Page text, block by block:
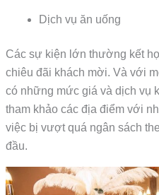
Dịch vụ ăn uống
Các sự kiện lớn thường kết
chiêu đãi khách mời. Và với
có những mức giá và dịch vụ
tham khảo các địa điểm với
việc bị vượt quá ngân sách
đầu.